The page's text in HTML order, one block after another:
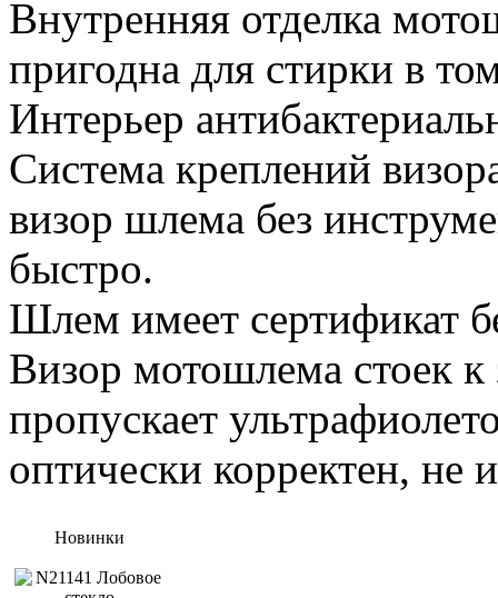
Внутренняя отделка
пригодна для стирки в
Интерьер
Система креплений
визор шлема без
быстро.
Шлем имеет сертификат
Визор мотошлема стоек к
пропускает
оптически корректен, не
Новинки